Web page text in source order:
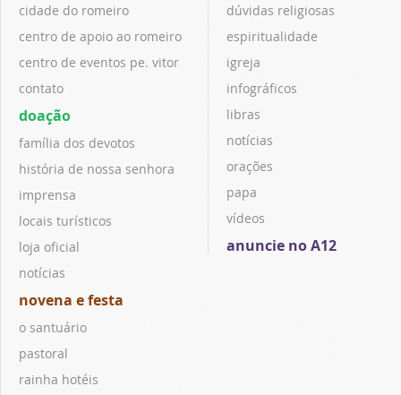
cidade do romeiro
centro de apoio ao romeiro
centro de eventos pe. vitor
contato
doação
família dos devotos
história de nossa senhora
imprensa
locais turísticos
loja oficial
notícias
novena e festa
o santuário
pastoral
rainha hotéis
dúvidas religiosas
espiritualidade
igreja
infográficos
libras
notícias
orações
papa
vídeos
anuncie no A12